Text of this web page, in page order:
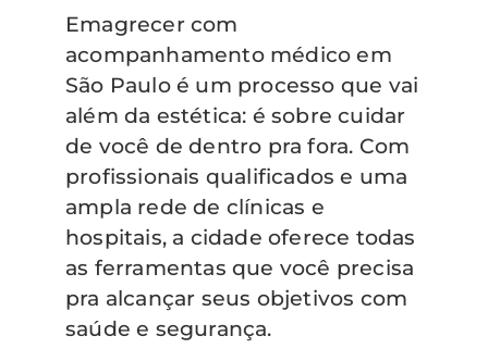
Emagrecer com
acompanhamento médico em
São Paulo é um processo que vai
além da estética: é sobre cuidar
de você de dentro pra fora. Com
profissionais qualificados e uma
ampla rede de clínicas e
hospitais, a cidade oferece todas
as ferramentas que você precisa
pra alcançar seus objetivos com
saúde e segurança.